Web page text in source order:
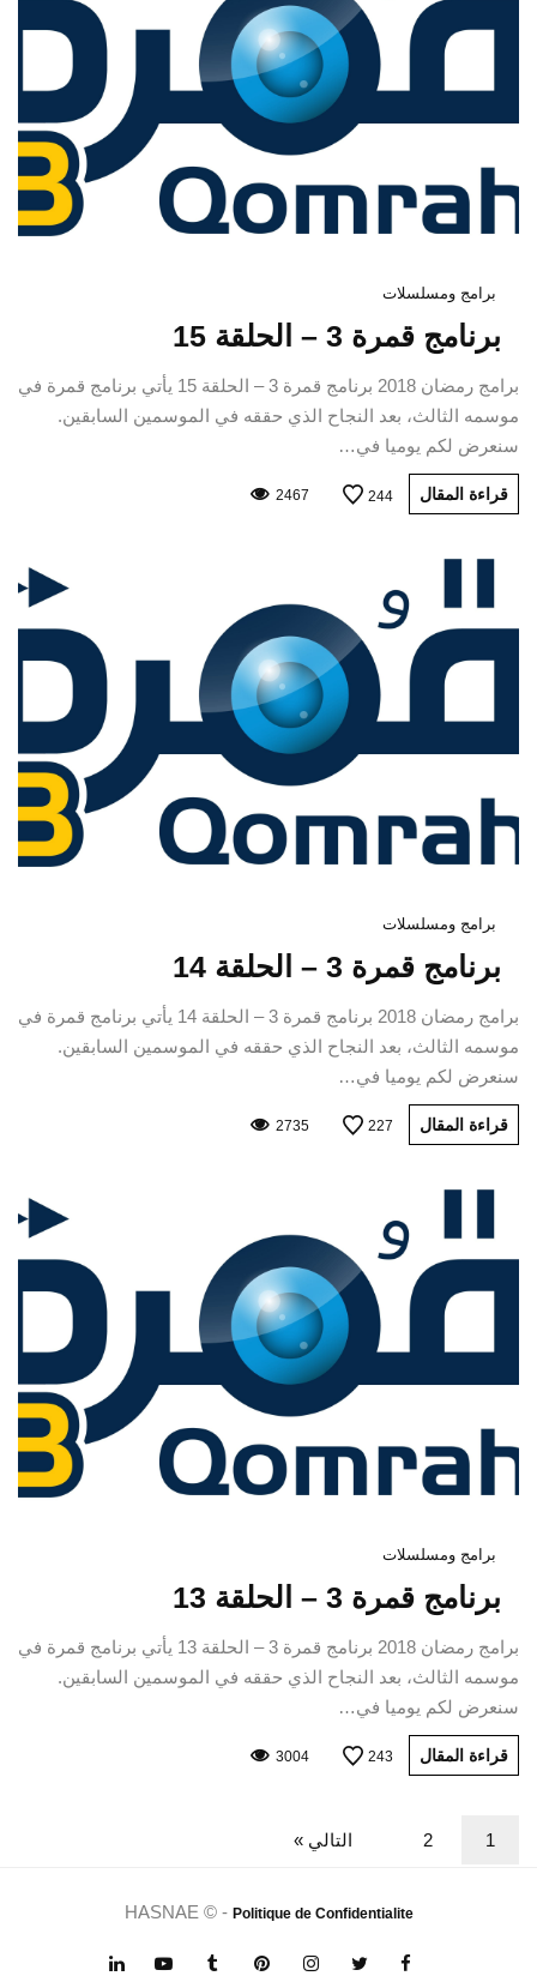
برامج ومسلسلات
برنامج قمرة 3 – الحلقة 15
برامج رمضان 2018 برنامج قمرة 3 – الحلقة 15 يأتي برنامج قمرة في
موسمه الثالث، بعد النجاح الذي حققه في الموسمين السابقين.
سنعرض لكم يوميا في…
قراءة المقال 244
2467
برامج ومسلسلات
برنامج قمرة 3 – الحلقة 14
برامج رمضان 2018 برنامج قمرة 3 – الحلقة 14 يأتي برنامج قمرة في
موسمه الثالث، بعد النجاح الذي حققه في الموسمين السابقين.
سنعرض لكم يوميا في…
قراءة المقال 227
2735
برامج ومسلسلات
برنامج قمرة 3 – الحلقة 13
برامج رمضان 2018 برنامج قمرة 3 – الحلقة 13 يأتي برنامج قمرة في
موسمه الثالث، بعد النجاح الذي حققه في الموسمين السابقين.
سنعرض لكم يوميا في…
قراءة المقال 243
3004
1
2 التالي »
HASNAE © - Politique de Confidentialite